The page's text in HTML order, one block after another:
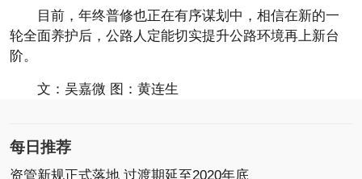
目前，年终普修也正在有序谋划中，相信在新的一
轮全面养护后，公路人定能切实提升公路环境再上新台
阶。
文：吴嘉微 图：黄连生
每日推荐
资管新规正式落地 过渡期延至2020年底